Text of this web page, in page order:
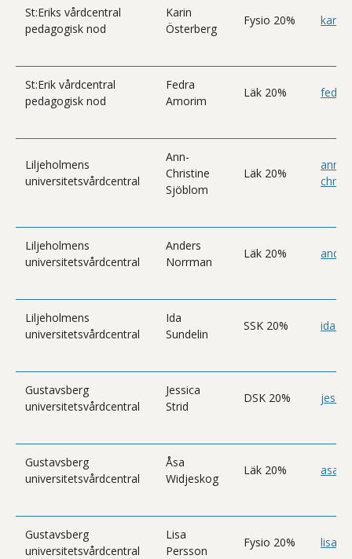
St:Eriks vårdcentral
pedagogisk nod
Karin
Österberg
Fysio 20%
St:Erik vårdcentral
pedagogisk nod
Fedra
Amorim
Läk 20%
Liljeholmens
universitetsvårdcentral
Ann-
Christine
Sjöblom
Läk 20%
ann-
Liljeholmens
universitetsvårdcentral
Anders
Norrman
Läk 20%
Liljeholmens
universitetsvårdcentral
Ida
Sundelin
SSK 20%
Gustavsberg
universitetsvårdcentral
Jessica
Strid
DSK 20%
Gustavsberg
universitetsvårdcentral
Åsa
Widjeskog
Läk 20%
Gustavsberg
universitetsvårdcentral
Lisa
Persson
Fysio 20%